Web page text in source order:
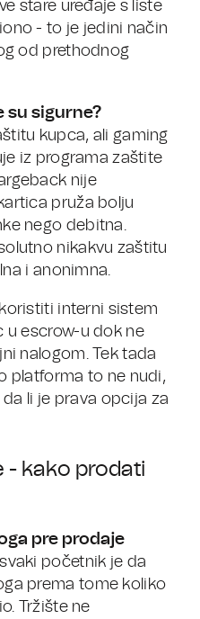
stare uređaje s liste
- to je jedini način
od prethodnog
su sigurne?
kupca, ali gaming
iz programa zaštite
nije
pruža bolju
nego debitna.
nikakvu zaštitu
i anonimna.
interni sistem
u escrow-u dok ne
nalogom. Tek tada
platforma to ne nudi,
li je prava opcija za
- kako prodati
pre prodaje
početnik je da
prema tome koliko
Tržište ne